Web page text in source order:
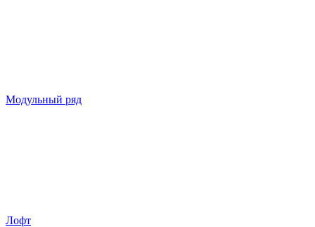
Модульный ряд
Лофт